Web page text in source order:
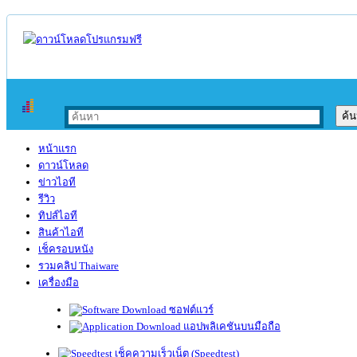
หน้าแรก
ดาวน์โหลด
ข่าวไอที
รีวิว
ทิปส์ไอที
สินค้าไอที
เช็ครอบหนัง
รวมคลิป Thaiware
เครื่องมือ
ซอฟต์แวร์
แอปพลิเคชันบนมือถือ
เช็คความเร็วเน็ต (Speedtest)